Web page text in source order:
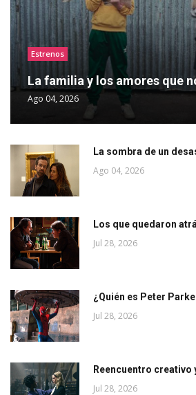
Estrenos
La familia y los amores que
Ago 04, 2026
La sombra de un
Ago 04, 2026
Los que quedaron
Jul 28, 2026
¿Quién es Peter
Jul 28, 2026
Reencuentro creativo
Jul 28, 2026